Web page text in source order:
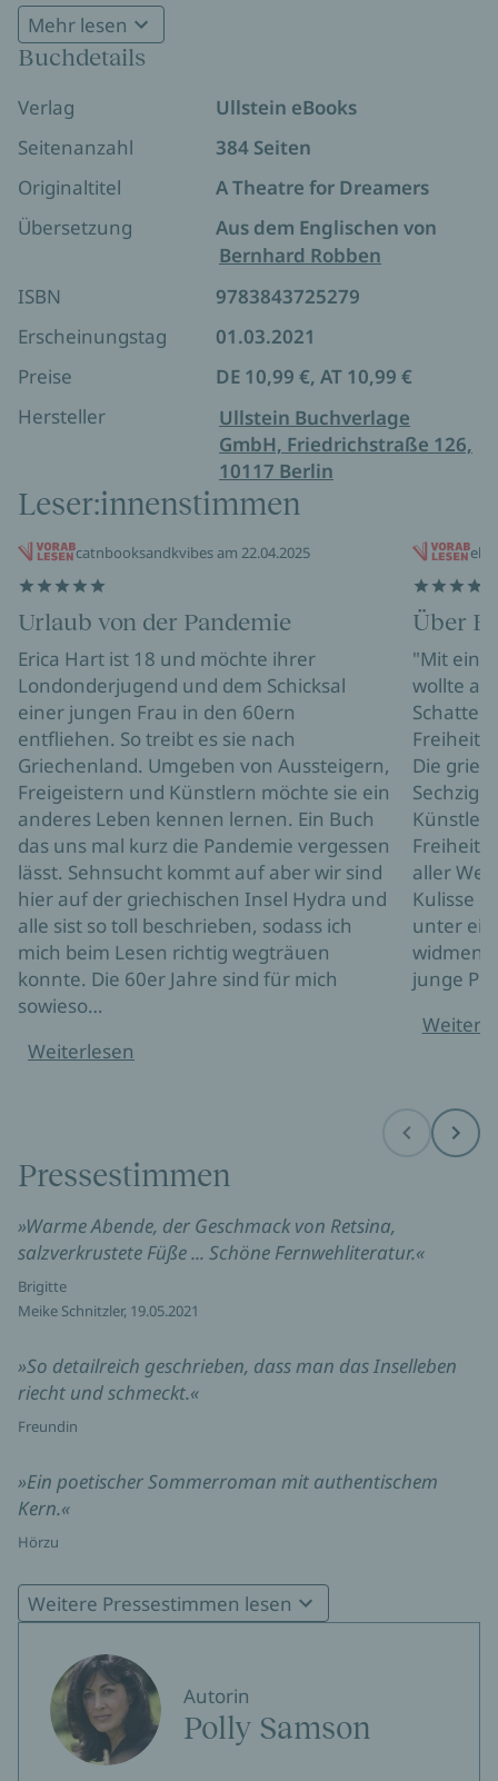
Süden. Auf Hydra werden sie Teil einer
Künstlergemeinschaft – darunter der norwegische
Schriftsteller Axel Jensen, seine Frau Marianne
Ihlen und der kanadische Musiker Leonard Cohen.
Sie genießen die lauten Abendessen, die
nächtlichen Spaziergänge und das Baden bei
Mondlicht. Erica lernt das Gefühl der Freiheit lieben
und bewundert die eingeschworene Gemeinschaft
für ihre mutige Suche nach einem anderen Leben.
Vor allem Charmian, die mit den Launen ihres
diesem Durcheinander großzieht und die auch
selbst schreibt. Bis es zu einem großen Streit
Preis ist, den Charmian zahlt. Als sich dann auch
noch Jimmy von Erica abwendet, scheint sich der
Sommer dem Ende zuzuneigen.
Die Atmosphäre auf der Insel, die
Aufbruchstimmung, den Freiheitsdrang, die
Musik - all das fängt Polly Samson mit großer
Leichtigkeit ein!
Mehr lesen
Buchdetails
Verlag
Ullstein eBooks
Seitenanzahl
384 Seiten
Originaltitel
A Theatre for Dreamers
Übersetzung
Aus dem Englischen von
Bernhard Robben
ISBN
9783843725279
Erscheinungstag
01.03.2021
Preise
DE 10,99 €, AT 10,99 €
Hersteller
Ullstein Buchverlage
GmbH, Friedrichstraße 126,
10117 Berlin
Leser:innenstimmen
catnbooksandkvibes am 22.04.2025
Urlaub von der Pandemie
Erica Hart ist 18 und möchte ihrer
Londonderjugend und dem Schicksal
einer jungen Frau in den 60ern
entfliehen. So treibt es sie nach
Griechenland. Umgeben von Aussteigern,
Freigeistern und Künstlern möchte sie ein
anderes Leben kennen lernen. Ein Buch
das uns mal kurz die Pandemie vergessen
lässt. Sehnsucht kommt auf aber wir sind
hier auf der griechischen Insel Hydra und
alle sist so toll beschrieben, sodass ich
mich beim Lesen richtig wegträuen
konnte. Die 60er Jahre sind für mich
sowieso…
Weiterlesen
Über
"Mit
wollte
Freiheit
Die
Künstler,
Freiheit
aller
Kulisse
unter
widmen.
junge
Before Next
Pressestimmen
»Warme Abende, der Geschmack von Retsina,
salzverkrustete Füße ... Schöne Fernwehliteratur.«
Brigitte
Meike Schnitzler, 19.05.2021
»So detailreich geschrieben, dass man das Inselleben
riecht und schmeckt.«
Freundin
»Ein poetischer Sommerroman mit authentischem
Kern.«
Hörzu
»Sommer der Träumer zieht Sie sofort in den Bann!
Sommer, Sonne, Sex und Freiheit - tauchen Sie ein in die
Sechzigerjahren auf der Insel Hydra. Die Atmosphäre
auf der Insel, die Aufbruchstimmung, den
Freiheitsdrang, die Musik - all das fängt Polly Samson
mit großer Leichtigkeit ein!«
kultbote.de
Weitere Pressestimmen lesen
Autorin
Polly Samson